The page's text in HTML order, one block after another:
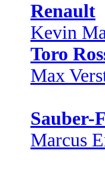
Renault
Kevin
Toro
Max
Sauber-
Marcus